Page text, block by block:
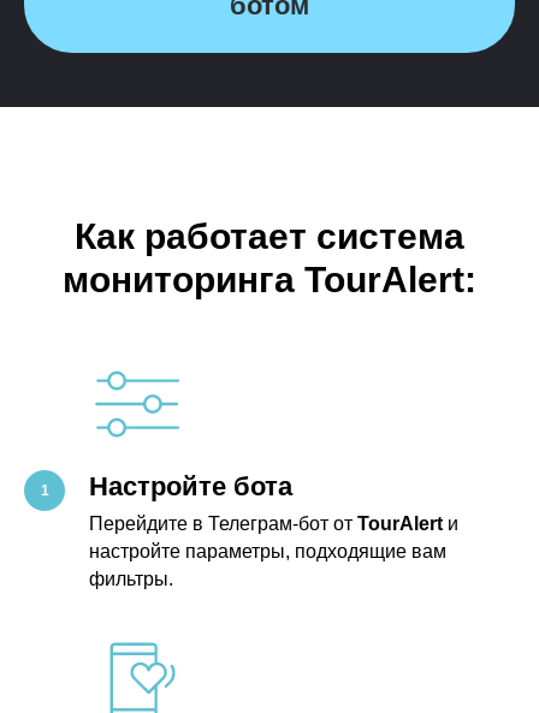
Как работает система
мониторинга TourAlert:
Настройте бота
Перейдите в Телеграм-бот от TourAlert и
настройте параметры, подходящие вам
фильтры.